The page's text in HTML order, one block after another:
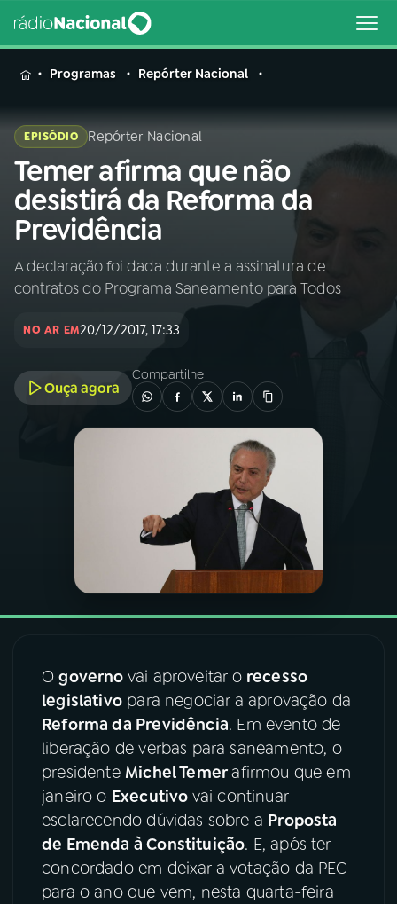
MENU
Buscar
na
Rádio
Nacional
Buscar
AO VIVO
INÍCIO
A RÁDIO
PROGRAMAÇÃO
06VIDEOCASTS
07ÚLTIMAS
08FESTIVAL DE MÚSICA
ACOMPANHE A RÁDIO NACIONAL
YouTube Facebook
Instagram X
Programas Repórter Nacional
EPISÓDIO Repórter Nacional
Temer afirma que não
desistirá da Reforma da
Previdência
A declaração foi dada durante a assinatura de
contratos do Programa Saneamento para Todos
NO AR EM20/12/2017, 17:33
Ouça agora
Compartilhe
Ogoverno vai aproveitar o recesso
legislativopara negociar a aprovação da
Reforma da Previdência. Em evento de
liberação de verbas para saneamento, o
presidente Michel Temerafirmou que em
janeiro o Executivo vai continuar
esclarecendo dúvidas sobre a Proposta
de Emenda à Constituição. E, após ter
concordado em deixar a votação da PEC
para o ano que vem, nesta quarta-feira